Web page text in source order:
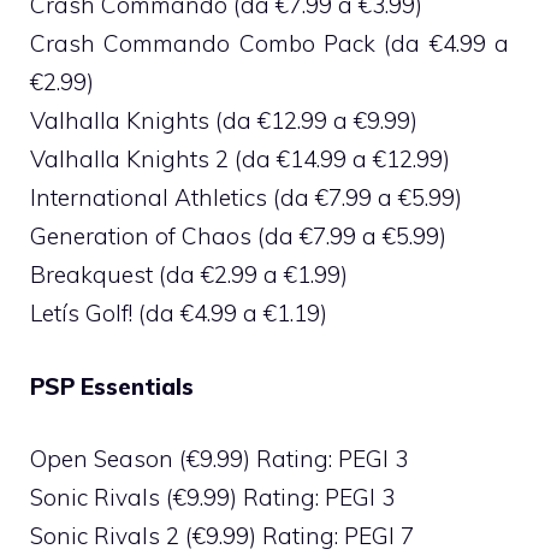
Crash Commando Combo Pack (da €4.99 a
€2.99)
Valhalla Knights (da €12.99 a €9.99)
Valhalla Knights 2 (da €14.99 a €12.99)
International Athletics (da €7.99 a €5.99)
Generation of Chaos (da €7.99 a €5.99)
Breakquest (da €2.99 a €1.99)
Letís Golf! (da €4.99 a €1.19)
PSP Essentials
Open Season (€9.99) Rating: PEGI 3
Sonic Rivals (€9.99) Rating: PEGI 3
Sonic Rivals 2 (€9.99) Rating: PEGI 7